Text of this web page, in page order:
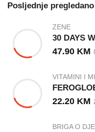
Posljednje pregledano
ZENE
30 DAYS
47.90 KM
VITAMINI I
22.20 KM
BRIGA O